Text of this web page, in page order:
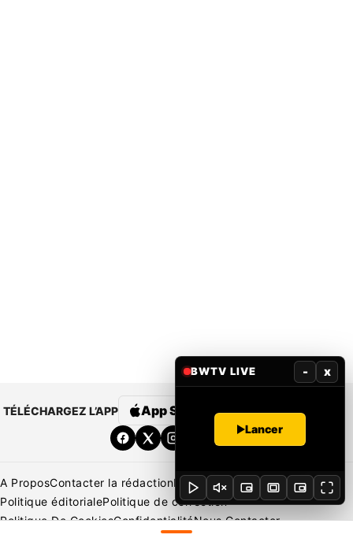
TÉLÉCHARGEZ L’APP App Store Google Play
A ProposContacter la rédactionRédaction Mentions légales
Politique éditorialePolitique de correction
Politique De CookiesConfidentialitéNous Contacter
BWTV LIVE - x
Lancer